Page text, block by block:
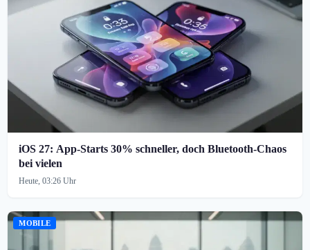
iOS 27: App-Starts 30% schneller, doch Bluetooth-Chaos
bei vielen
Heute, 03:26 Uhr
MOBILE